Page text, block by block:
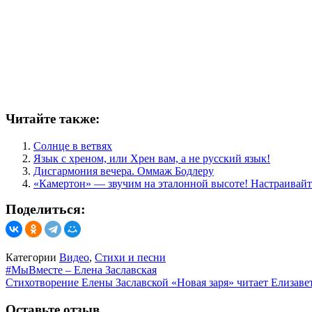
Читайте также:
Солнце в ветвях
Язык с хреном, или Хрен вам, а не русский язык!
Дисгармония вечера. Оммаж Бодлеру
«Камертон» — звучим на эталонной высоте!
Поделиться:
Категории Видео, Стихи и песни
Навигация
по
#МыВместе – Елена Заславская
Стихотворение Елены Заславской «Новая заря» читает